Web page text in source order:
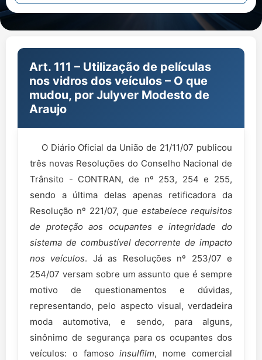
Art. 111 – Utilização de películas
nos vidros dos veículos – O que
mudou, por Julyver Modesto de
Araujo
O Diário Oficial da União de 21/11/07 publicou
três novas Resoluções do Conselho Nacional de
Trânsito - CONTRAN, de nº 253, 254 e 255,
sendo a última delas apenas retificadora da
Resolução nº 221/07, que estabelece requisitos
de proteção aos ocupantes e integridade do
sistema de combustível decorrente de impacto
nos veículos. Já as Resoluções nº 253/07 e
254/07 versam sobre um assunto que é sempre
motivo de questionamentos e dúvidas,
representando, pelo aspecto visual, verdadeira
moda automotiva, e sendo, para alguns,
sinônimo de segurança para os ocupantes dos
veículos: o famosoinsulfilm, nome comercial